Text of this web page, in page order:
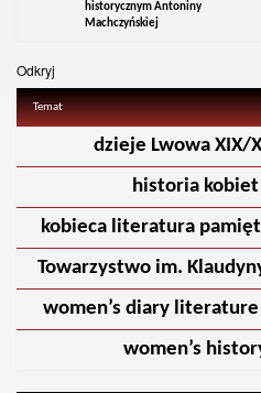
historycznym Antoniny
Machczyńskiej
Odkryj
Temat
dzieje Lwowa XIX/
historia kobiet
kobieca literatura
Towarzystwo im.
women’s diary
women’s